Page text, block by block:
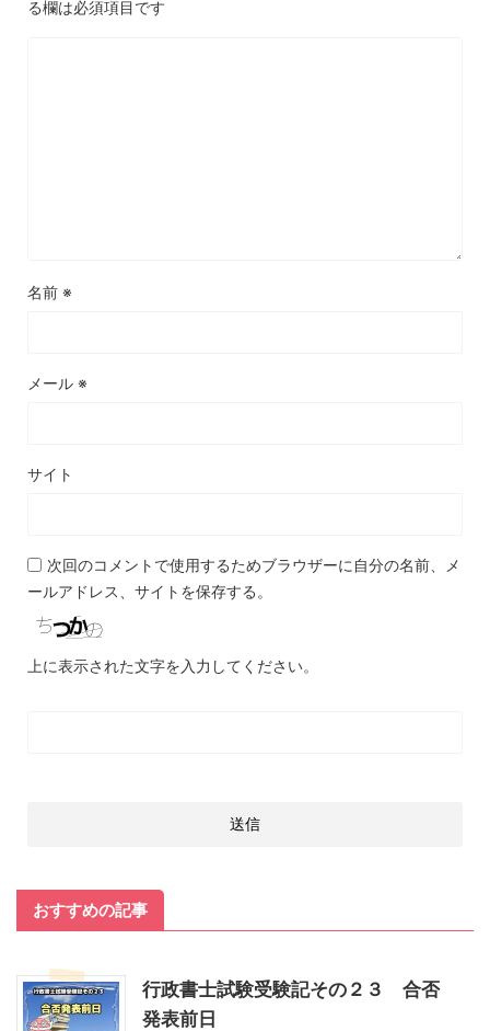
る欄は必須項目です
名前 ※
メール ※
サイト
次回のコメントで使用するためブラウザーに自分の名前、メ
ールアドレス、サイトを保存する。
上に表示された文字を入力してください。
おすすめの記事
行政書士試験受験記その２３ 合否
発表前日